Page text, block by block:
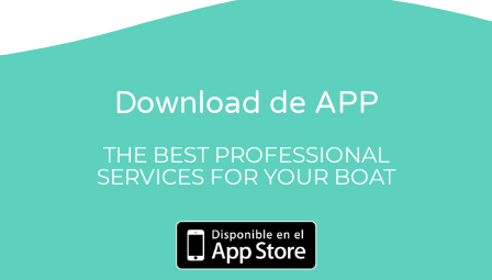
Download de APP
THE BEST PROFESSIONAL
SERVICES FOR YOUR BOAT